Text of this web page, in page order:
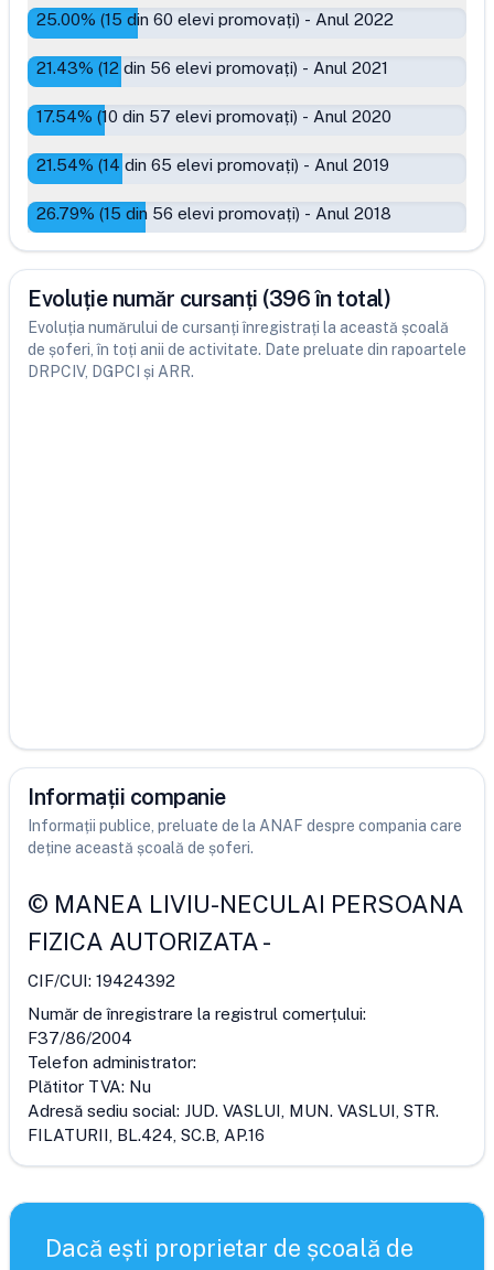
25.00% (15 din 60 elevi promovați) - Anul 2022
21.43% (12 din 56 elevi promovați) - Anul 2021
17.54% (10 din 57 elevi promovați) - Anul 2020
21.54% (14 din 65 elevi promovați) - Anul 2019
26.79% (15 din 56 elevi promovați) - Anul 2018
Evoluție număr cursanți (396 în total)
Evoluția numărului de cursanți înregistrați la această școală
de șoferi, în toți anii de activitate. Date preluate din rapoartele
DRPCIV, DGPCI și ARR.
Informații companie
Informații publice, preluate de la ANAF despre compania care
deține această școală de șoferi.
© MANEA LIVIU-NECULAI PERSOANA
FIZICA AUTORIZATA-
CIF/CUI: 19424392
Număr de înregistrare la registrul comerțului:
F37/86/2004
Telefon administrator:
Plătitor TVA: Nu
Adresă sediu social: JUD. VASLUI, MUN. VASLUI, STR.
FILATURII, BL.424, SC.B, AP.16
Dacă ești proprietar de școală de